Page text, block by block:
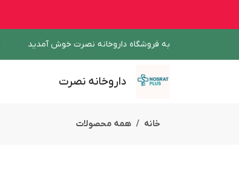
به فروشگاه داروخانه نصرت خوش آمدید
داروخانه نصرت
خانه همه محصولات